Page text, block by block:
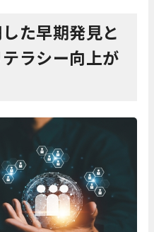
た早期発見と
ラシー向上が